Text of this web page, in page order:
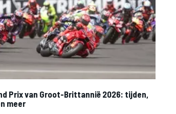
Prix van Groot-Brittannië 2026: tijden,
meer